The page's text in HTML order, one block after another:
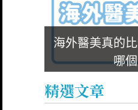
海外醫美真的
哪
精選文章